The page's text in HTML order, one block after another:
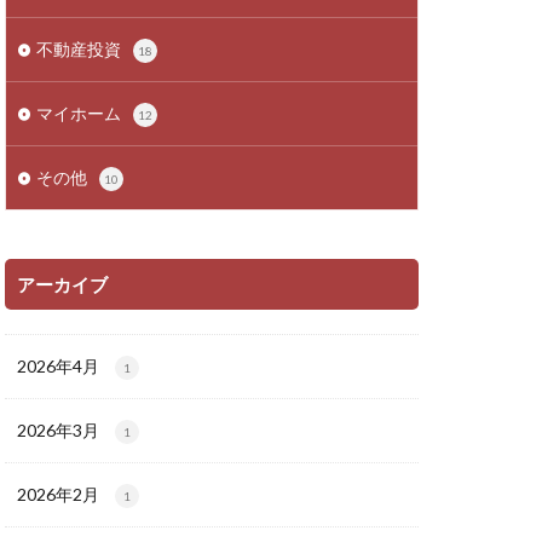
不動産投資 18
マイホーム 12
その他 10
アーカイブ
2026年4月 1
2026年3月 1
2026年2月 1